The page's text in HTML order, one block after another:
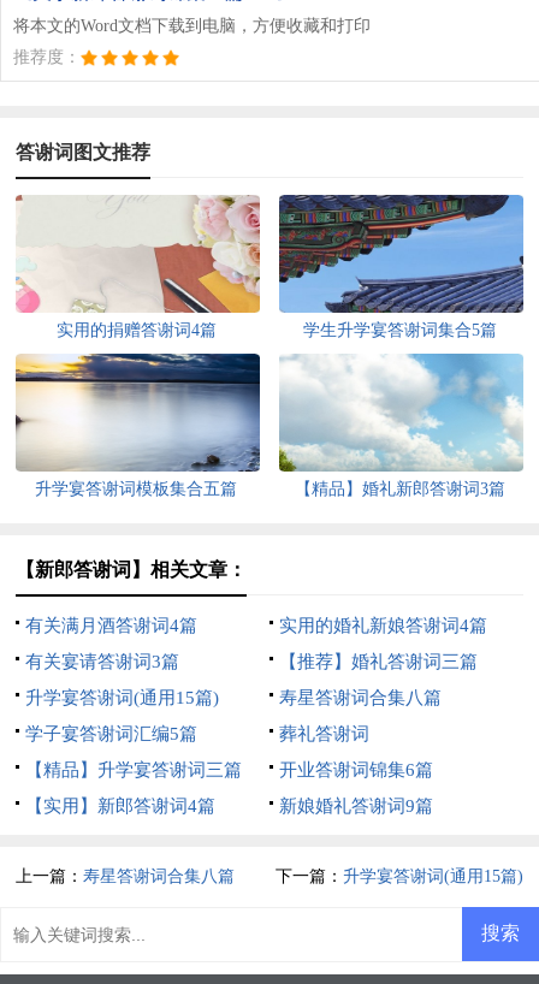
将本文的Word文档下载到电脑，方便收藏和打印
推荐度：
答谢词图文推荐
实用的捐赠答谢词4篇 学生升学宴答谢词集合5篇
升学宴答谢词模板集合五篇 【精品】婚礼新郎答谢词3篇
【新郎答谢词】相关文章：
有关满月酒答谢词4篇
实用的婚礼新娘答谢词4篇
有关宴请答谢词3篇
【推荐】婚礼答谢词三篇
升学宴答谢词(通用15篇)
寿星答谢词合集八篇
学子宴答谢词汇编5篇
葬礼答谢词
【精品】升学宴答谢词三篇
开业答谢词锦集6篇
【实用】新郎答谢词4篇
新娘婚礼答谢词9篇
上一篇：寿星答谢词合集八篇 下一篇： 升学宴答谢词(通用15篇)